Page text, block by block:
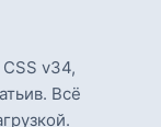
v34,
Всё